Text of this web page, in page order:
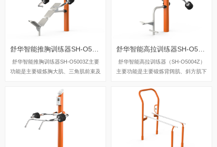
舒华智能推胸训练器SH-O5003Z
舒华智能推胸训练器SH-O5003Z主要
功能是主要锻炼胸大肌、三角肌前束及
舒华智能高拉训练器SH-O5004Z
舒华智能高拉训练器（SH-O5004Z）
主要功能是主要锻炼背阔肌、斜方肌下